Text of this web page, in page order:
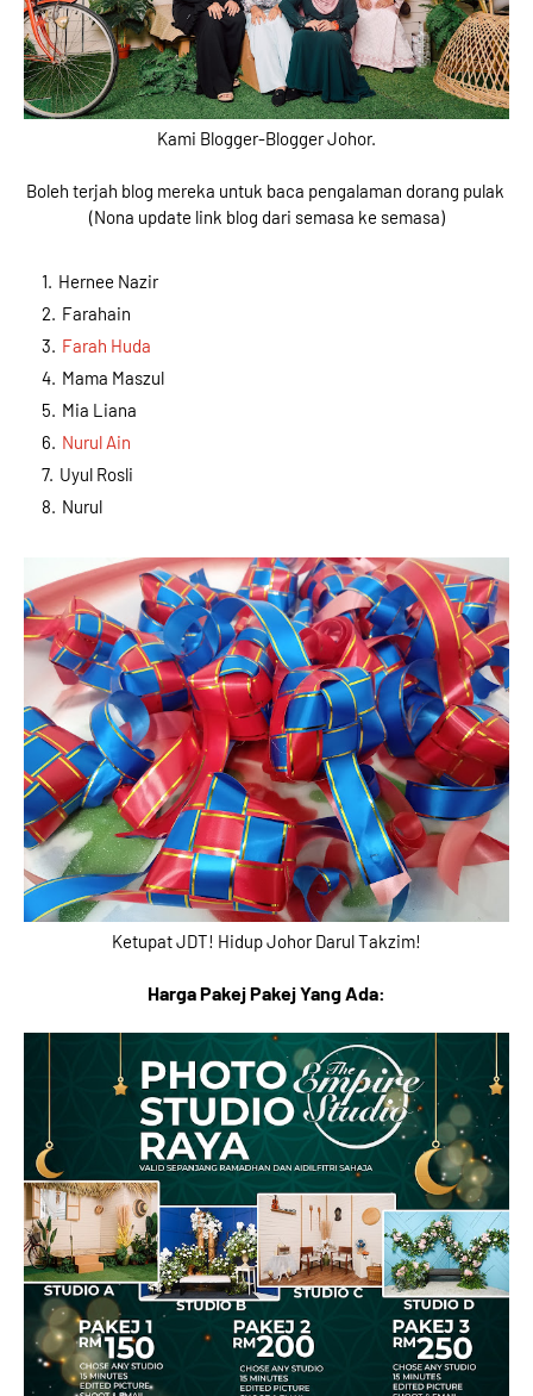
Kami Blogger-Blogger Johor.
Boleh terjah blog mereka untuk baca pengalaman dorang pulak
(Nona update link blog dari semasa ke semasa)
Hernee Nazir
Farahain
Farah Huda
Mama Maszul
Mia Liana
Nurul Ain
Uyul Rosli
Nurul
Ketupat JDT! Hidup Johor Darul Takzim!
Harga Pakej Pakej Yang Ada: